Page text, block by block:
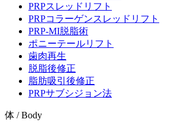
PRPスレッドリフト
PRPコラーゲンスレッドリフト
PRP-MI脱脂術
ポニーテールリフト
歯肉再生
脱脂後修正
脂肪吸引後修正
PRPサブシジョン法
体 / Body